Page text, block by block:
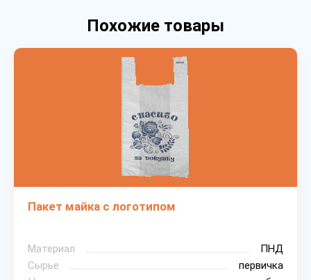
Похожие товары
Пакет майка с логотипом
Материал
ПНД
Сырье
первичка